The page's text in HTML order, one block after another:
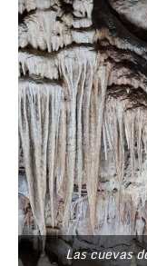
Las cuevas